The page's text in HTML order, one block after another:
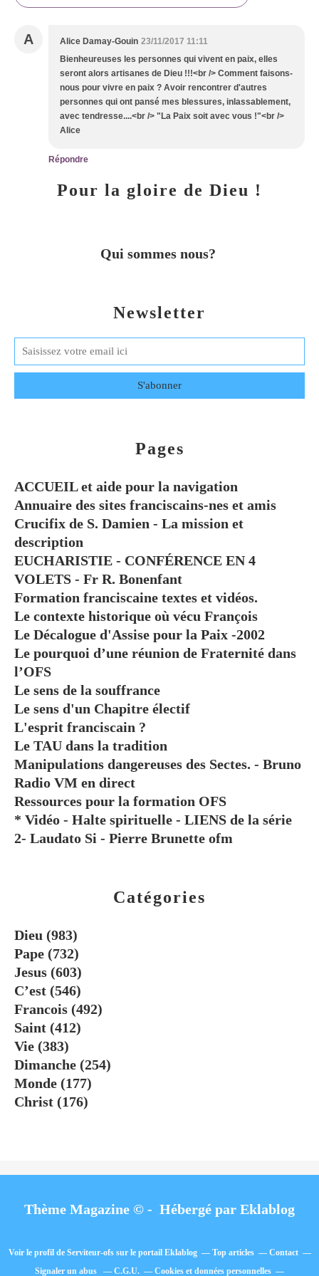
A Alice Damay-Gouin 23/11/2017 11:11
Bienheureuses les personnes qui vivent en paix, elles
seront alors artisanes de Dieu !!!<br /> Comment faisons-
nous pour vivre en paix ? Avoir rencontrer d'autres
personnes qui ont pansé mes blessures, inlassablement,
avec tendresse....<br /> "La Paix soit avec vous !"<br />
Alice
Répondre
Newsletter
Catégories
Dieu (983)
Pape (732)
Jesus (603)
C’est (546)
Francois (492)
Saint (412)
Vie (383)
Dimanche (254)
Monde (177)
Christ (176)
Pages
ACCUEIL et aide pour la navigation
Annuaire des sites franciscains-nes et amis
Crucifix de S. Damien - La mission et
description
EUCHARISTIE - CONFÉRENCE EN 4
VOLETS - Fr R. Bonenfant
Formation franciscaine textes et vidéos.
Le contexte historique où vécu François
Le Décalogue d'Assise pour la Paix -2002
Le pourquoi d’une réunion de Fraternité dans
l’OFS
Le sens de la souffrance
Le sens d'un Chapitre électif
L'esprit franciscain ?
Le TAU dans la tradition
Manipulations dangereuses des Sectes. - Bruno
Radio VM en direct
Ressources pour la formation OFS
* Vidéo - Halte spirituelle - LIENS de la série
2- Laudato Si - Pierre Brunette ofm
Pour la gloire de Dieu !
Qui sommes nous?
Thème Magazine © - Hébergé par Eklablog
Voir le profil de Serviteur-ofssur le portail Eklablog Top articles
Contact
Signaler un abus
C.G.U.
Cookies et données personnelles